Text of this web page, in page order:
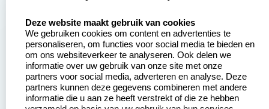
Aanvraag op maat
Betaling &
Verzending
Wederverkoper
Contact opnemen
Veel gestelde vragen
Retourneren
Deze website maakt gebruik van cookies
We gebruiken cookies om content en advertenties te
personaliseren, om functies voor social media te bieden en
om ons websiteverkeer te analyseren. Ook delen we
informatie over uw gebruik van onze site met onze
partners voor social media, adverteren en analyse. Deze
partners kunnen deze gegevens combineren met andere
informatie die u aan ze heeft verstrekt of die ze hebben